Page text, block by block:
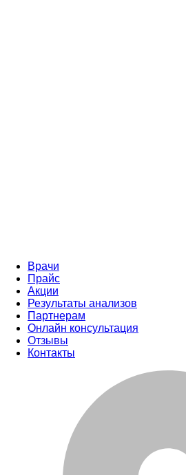
Врачи
Прайс
Акции
Результаты анализов
Партнерам
Онлайн консультация
Отзывы
Контакты